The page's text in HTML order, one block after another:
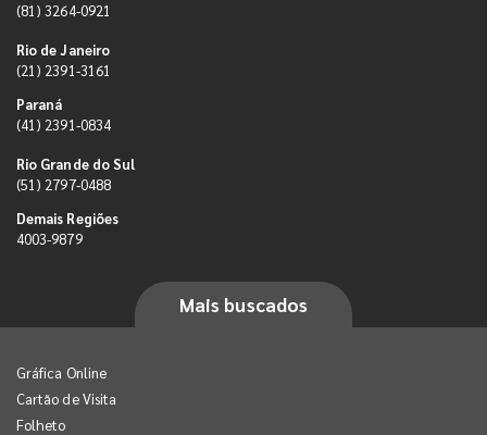
(81) 3264-0921
Rio de Janeiro
(21) 2391-3161
Paraná
(41) 2391-0834
Rio Grande do Sul
(51) 2797-0488
Demais Regiões
4003-9879
Mais buscados
Gráfica Online
Cartão de Visita
Folheto